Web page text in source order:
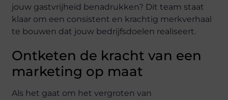
jouw gastvrijheid benadrukken? Dit team staat
klaar om een consistent en krachtig merkverhaal
te bouwen dat jouw bedrijfsdoelen realiseert.
Ontketen de kracht van een
marketing op maat
Als het gaat om het vergroten van